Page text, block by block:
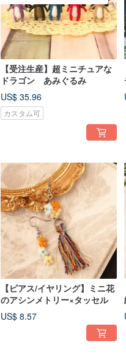
【受注生産】超ミニチュアな
ドラゴン あみぐるみ
US$ 35.96
カスタム可
【ピアス/イヤリング】ミニ花
のアシンメトリー×タッセル
US$ 8.57